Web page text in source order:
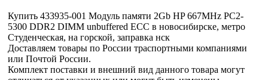
Купить 433935-001 Модуль памяти 2Gb HP 667MHz PC2-
5300 DDR2 DIMM unbuffered ECC в новосибирске, метро
Студенческая, на горской, заправка нск
Доставляем товары по России траспортными компаниями
или Почтой России.
Комплект поставки и внешний вид данного товара могут